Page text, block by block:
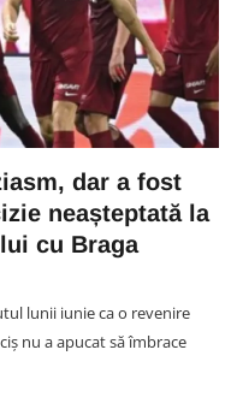
dar a fost
neașteptată la
cu Braga
lunii iunie ca o revenire
nu a apucat să îmbrace